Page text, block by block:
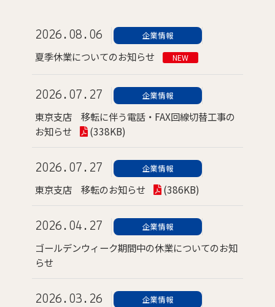
2026.08.06 企業情報
夏季休業についてのお知らせ NEW
2026.07.27 企業情報
東京支店 移転に伴う電話・FAX回線切替工事の
お知らせ
(338KB)
2026.07.27 企業情報
東京支店 移転のお知らせ (386KB)
2026.04.27 企業情報
ゴールデンウィーク期間中の休業についてのお知
らせ
2026.03.26 企業情報